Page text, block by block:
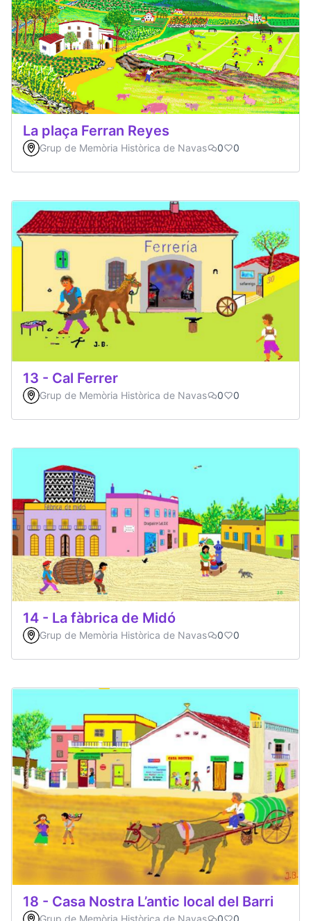
La plaça Ferran Reyes
Grup de Memòria Històrica de Navas 0 0
13 - Cal Ferrer
Grup de Memòria Històrica de Navas 0 0
14 - La fàbrica de Midó
Grup de Memòria Històrica de Navas 0 0
18 - Casa Nostra L’antic local del Barri